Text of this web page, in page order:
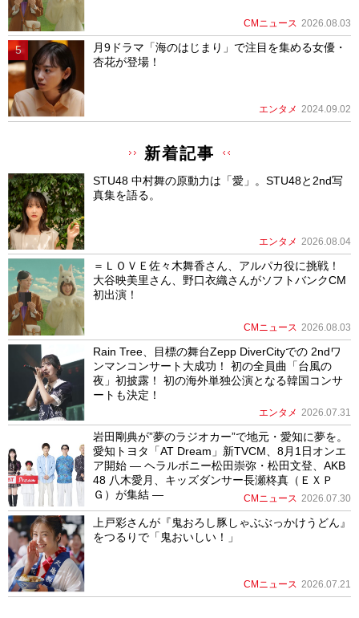
CMニュース 2026.08.03
月9ドラマ「海のはじまり」で注目を集める女優・
杏花が登場！
エンタメ 2024.09.02
新着記事
STU48 中村舞の原動力は「愛」。STU48と2nd写
真集を語る。
エンタメ 2026.08.04
＝ＬＯＶＥ佐々木舞香さん、アルパカ役に挑戦！
大谷映美里さん、野口衣織さんがソフトバンクCM
初出演！
CMニュース 2026.08.03
Rain Tree、目標の舞台Zepp DiverCityでの 2ndワ
ンマンコンサート大成功！ 初の全員曲「台風の
夜」初披露！ 初の海外単独公演となる韓国コンサ
ートも決定！
エンタメ 2026.07.31
岩田剛典が”夢のラジオカー”で地元・愛知に夢を。
愛知トヨタ「AT Dream」新TVCM、8月1日オンエ
ア開始 ― ヘラルボニー松田崇弥・松田文登、AKB
48 八木愛月、キッズダンサー長瀬柊真（ＥＸＰ
Ｇ）が集結 ―
CMニュース 2026.07.30
上戸彩さんが『鬼おろし豚しゃぶぶっかけうどん』
をつるりで「鬼おいしい！」
CMニュース 2026.07.21